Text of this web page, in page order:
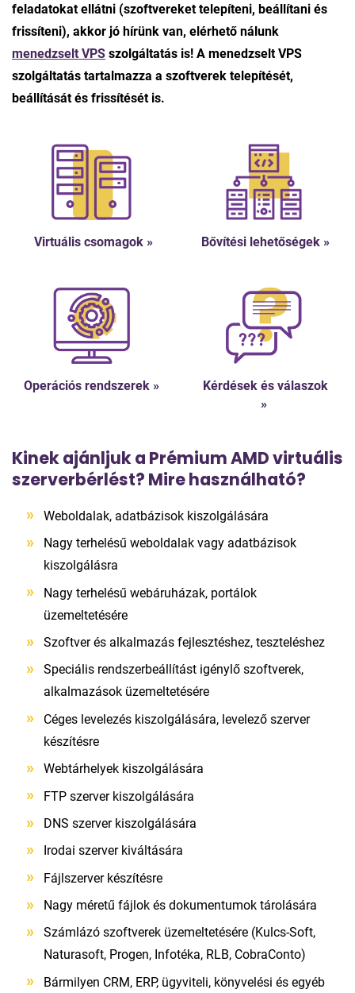
feladatokat ellátni (szoftvereket telepíteni, beállítani és
frissíteni), akkor jó hírünk van, elérhető nálunk
menedzselt VPS szolgáltatás is! A menedzselt VPS
szolgáltatás tartalmazza a szoftverek telepítését,
beállítását és frissítését is.
Virtuális csomagok » Bővítési lehetőségek »
Operációs rendszerek »
Kérdések és válaszok
»
Kinek ajánljuk a Prémium AMD virtuális
szerverbérlést? Mire használható?
Weboldalak, adatbázisok kiszolgálására
Nagy terhelésű weboldalak vagy adatbázisok
kiszolgálásra
Nagy terhelésű webáruházak, portálok
üzemeltetésére
Szoftver és alkalmazás fejlesztéshez, teszteléshez
Speciális rendszerbeállítást igénylő szoftverek,
alkalmazások üzemeltetésére
Céges levelezés kiszolgálására, levelező szerver
készítésre
Webtárhelyek kiszolgálására
FTP szerver kiszolgálására
DNS szerver kiszolgálására
Irodai szerver kiváltására
Fájlszerver készítésre
Nagy méretű fájlok és dokumentumok tárolására
Számlázó szoftverek üzemeltetésére (Kulcs-Soft,
Naturasoft, Progen, Infotéka, RLB, CobraConto)
Bármilyen CRM, ERP, ügyviteli, könyvelési és egyéb